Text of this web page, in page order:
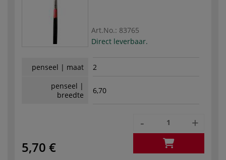
Art.No.: 83765
Direct leverbaar.
penseel | maat
2
penseel |
breedte
6,70
5,70 €
- +